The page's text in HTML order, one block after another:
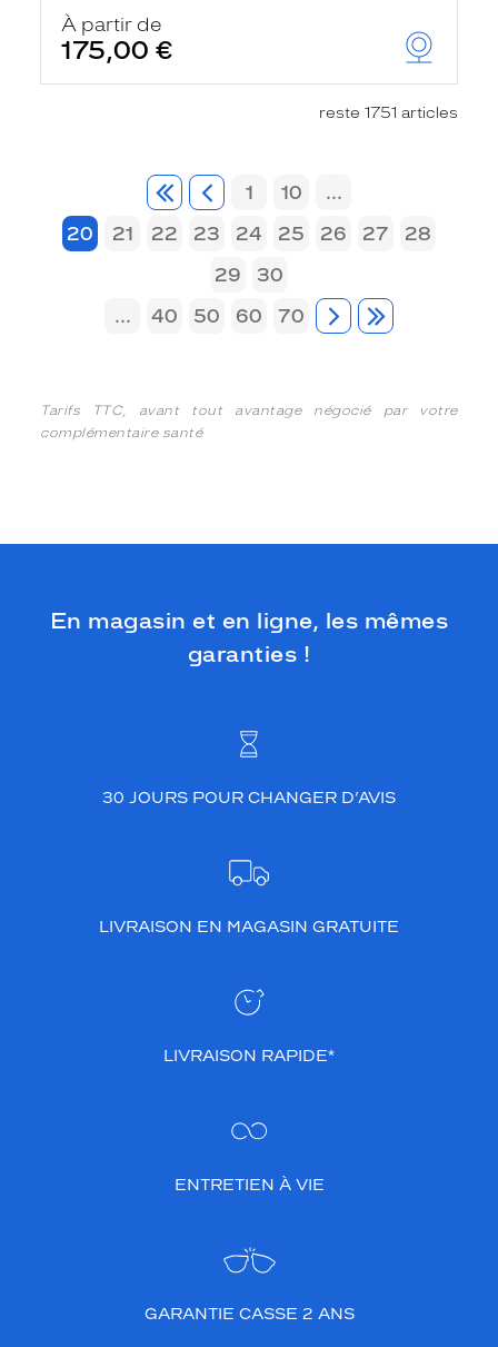
À partir de
175,00 €
reste 1751 articles
1 10
...
20
21 22 23 24 25 26 27
28
29
30
...
40 50 60 70
Tarifs TTC, avant tout avantage négocié par votre
complémentaire santé
En magasin et en ligne, les mêmes
garanties !
30 JOURS POUR CHANGER D’AVIS
LIVRAISON EN MAGASIN GRATUITE
LIVRAISON RAPIDE*
ENTRETIEN À VIE
GARANTIE CASSE 2 ANS